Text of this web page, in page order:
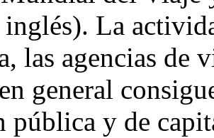
La
las agencias de
general
pública y de